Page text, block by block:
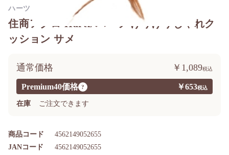
住商アグロ Hartz ハーツ けりけりじゃれク
ッション サメ
Premium40価格 ? ￥653
通常価格 ￥1,089
在庫 ご注文できます
商品コード 4562149052655
JANコード 4562149052655
ハーツ